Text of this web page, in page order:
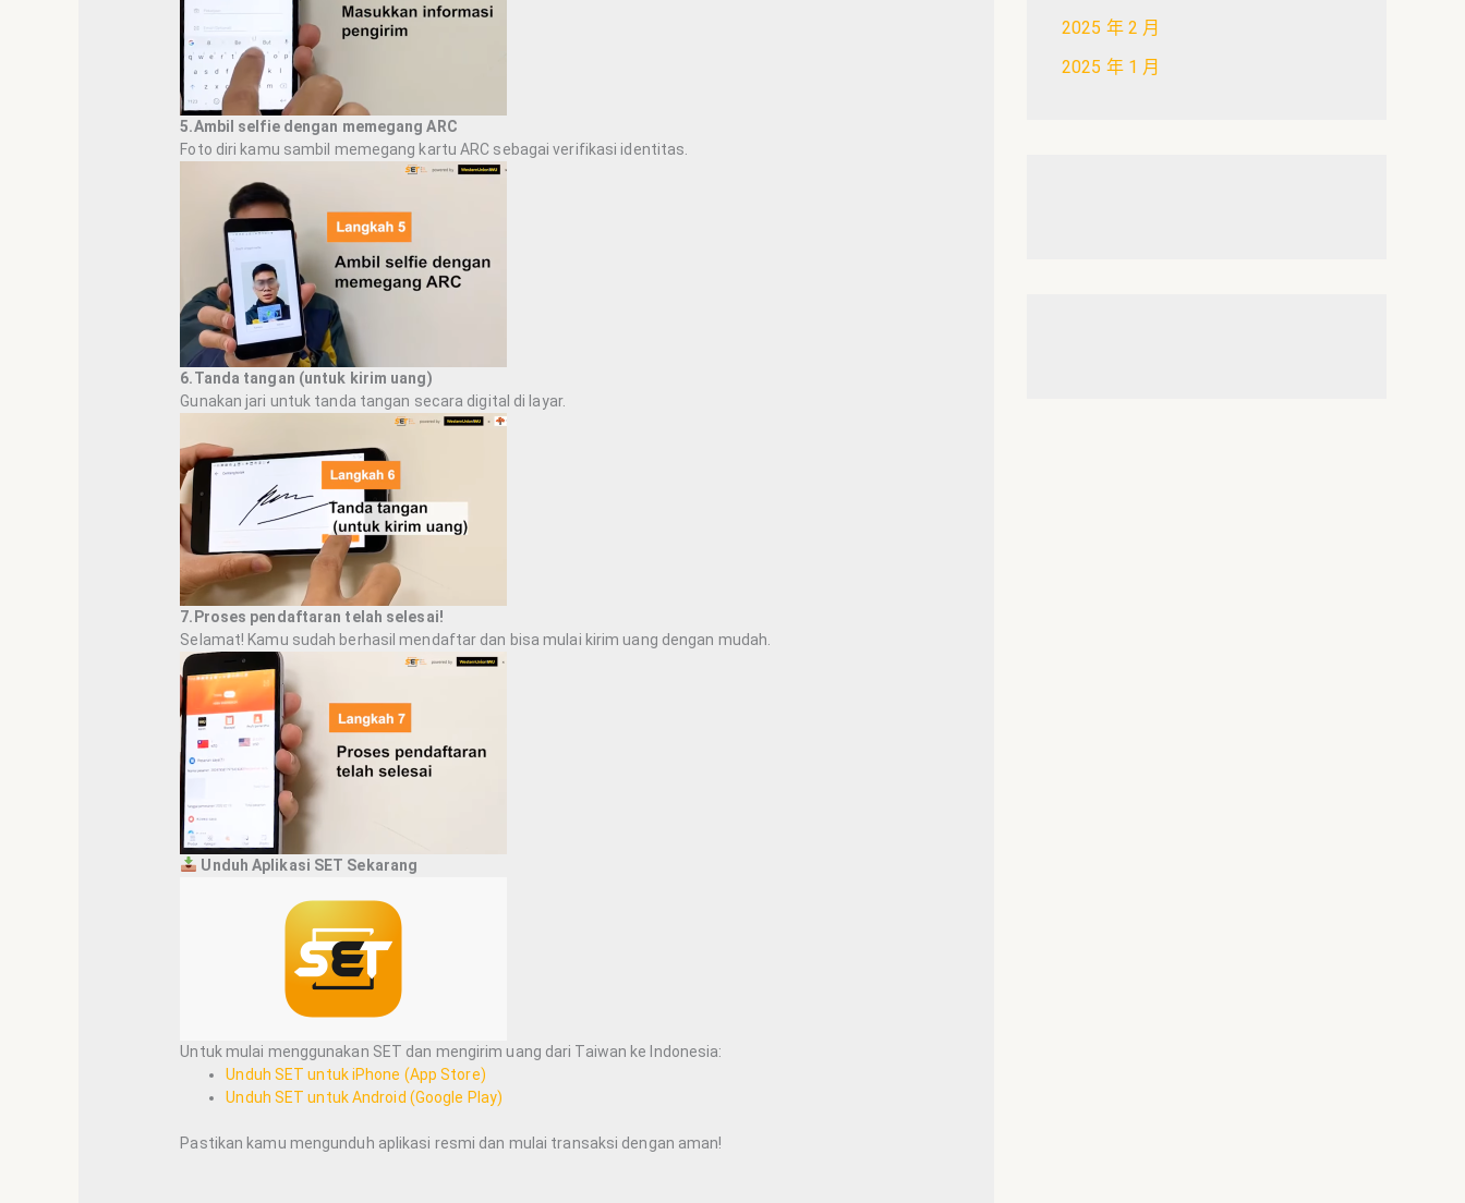
5.Ambil selfie dengan memegang ARC
Foto diri kamu sambil memegang kartu ARC sebagai verifikasi identitas.
6.Tanda tangan (untuk kirim uang)
Gunakan jari untuk tanda tangan secara digital di layar.
7.Proses pendaftaran telah selesai!
Selamat! Kamu sudah berhasil mendaftar dan bisa mulai kirim uang dengan mudah.
Unduh Aplikasi SET Sekarang
Untuk mulai menggunakan SET dan mengirim uang dari Taiwan ke Indonesia:
Unduh SET untuk iPhone (App Store)
Unduh SET untuk Android (Google Play)
Pastikan kamu mengunduh aplikasi resmi dan mulai transaksi dengan aman!
2025 年 2 月
2025 年 1 月